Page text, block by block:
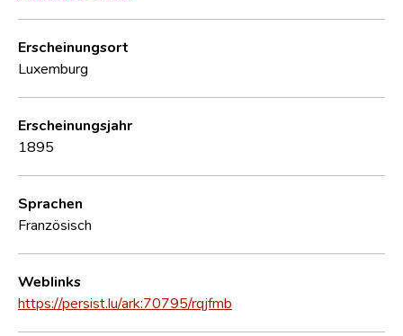
Erscheinungsort
Luxemburg
Erscheinungsjahr
1895
Sprachen
Französisch
Weblinks
https://persist.lu/ark:70795/rqjfmb